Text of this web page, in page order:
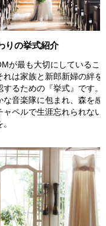
りの挙式紹介
が最も大切にしているこ
れは家族と新郎新婦の絆を
するための『挙式』です。
な音楽隊に包まれ、森を感
ャペルで生涯忘れられない